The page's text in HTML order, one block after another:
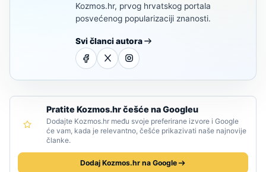
Kozmos.hr, prvog hrvatskog portala
posvećenog popularizaciji znanosti.
Svi članci autora
Pratite Kozmos.hr češće na Googleu
Dodajte Kozmos.hr među svoje preferirane izvore i Google
će vam, kada je relevantno, češće prikazivati naše najnovije
članke.
Dodaj Kozmos.hr na Google